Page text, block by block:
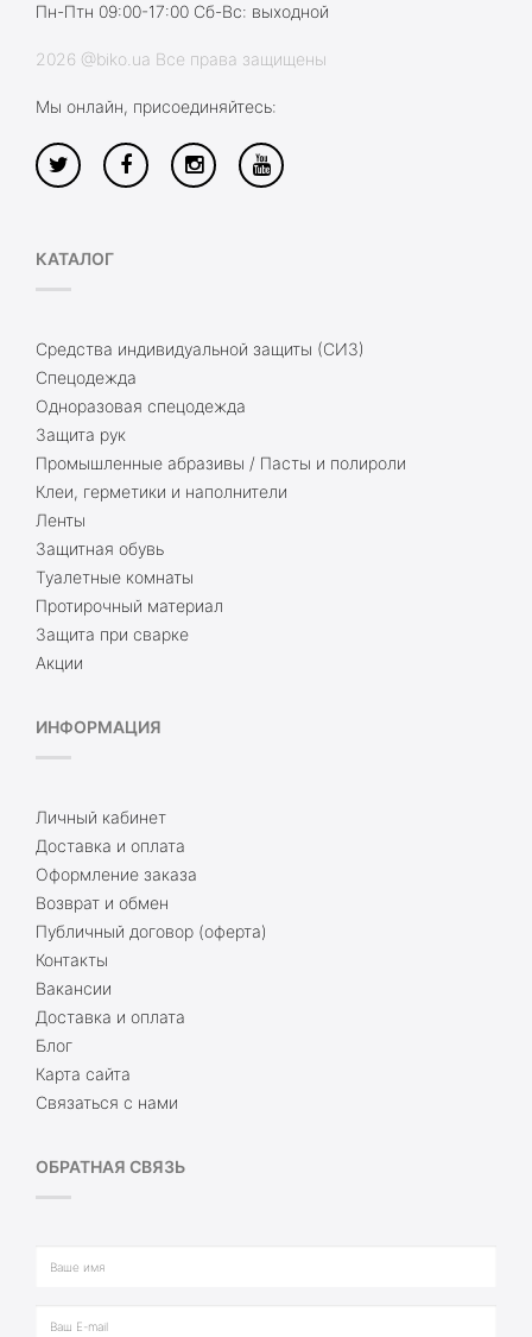
Пн-Птн 09:00-17:00 Сб-Вс: выходной
2026 @biko.ua Все права защищены
Мы онлайн, присоединяйтесь:
КАТАЛОГ
Средства индивидуальной защиты (СИЗ)
Спецодежда
Одноразовая спецодежда
Защита рук
Промышленные абразивы / Пасты и полироли
Клеи, герметики и наполнители
Ленты
Защитная обувь
Туалетные комнаты
Протирочный материал
Защита при сварке
Акции
ИНФОРМАЦИЯ
Личный кабинет
Доставка и оплата
Оформление заказа
Возврат и обмен
Публичный договор (оферта)
Контакты
Вакансии
Доставка и оплата
Блог
Карта сайта
Связаться с нами
ОБРАТНАЯ СВЯЗЬ